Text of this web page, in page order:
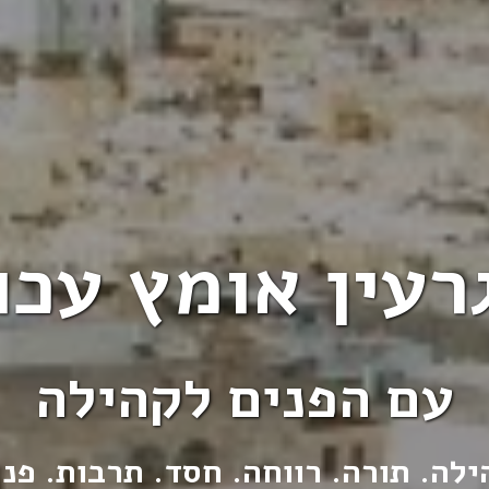
אומץ
עם הפנים לקהילה
תורה. רווחה. חסד. תרבות.